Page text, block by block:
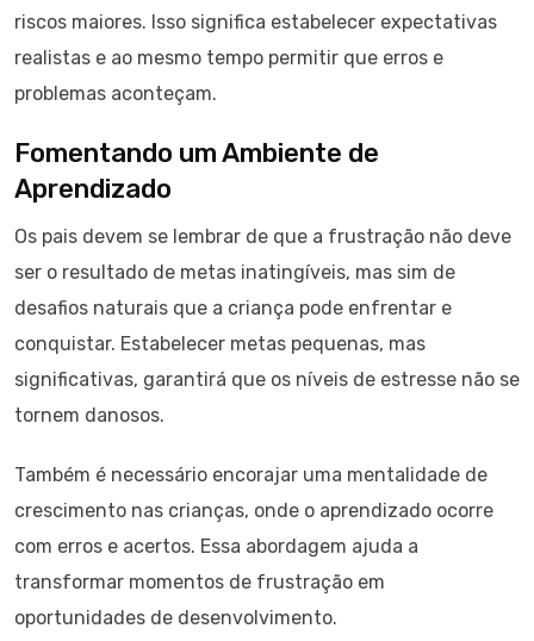
riscos maiores. Isso significa estabelecer expectativas
realistas e ao mesmo tempo permitir que erros e
problemas aconteçam.
Fomentando um Ambiente de
Aprendizado
Os pais devem se lembrar de que a frustração não deve
ser o resultado de metas inatingíveis, mas sim de
desafios naturais que a criança pode enfrentar e
conquistar. Estabelecer metas pequenas, mas
significativas, garantirá que os níveis de estresse não se
tornem danosos.
Também é necessário encorajar uma mentalidade de
crescimento nas crianças, onde o aprendizado ocorre
com erros e acertos. Essa abordagem ajuda a
transformar momentos de frustração em
oportunidades de desenvolvimento.